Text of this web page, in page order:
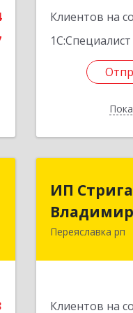
Клиентов на
1С:Специалист
ИП
Переяславка рп
Клиентов на
682910,